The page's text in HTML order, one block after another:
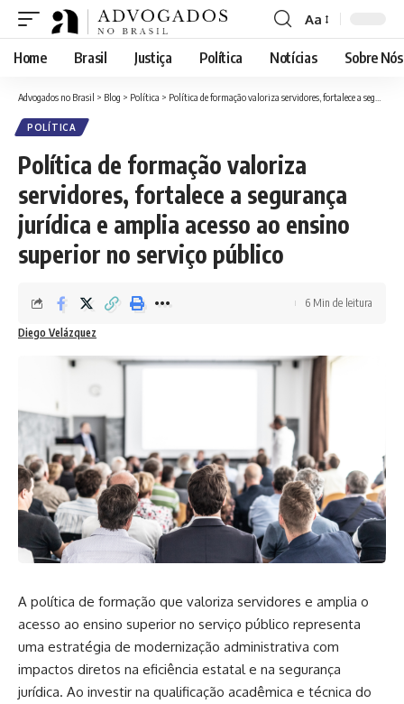
Font
Resizer
Aa
Home Brasil Justiça Política Notícias Sobre Nós
Advogados no Brasil > Blog > Política > Política de formação valoriza servidores, fortalece a segurança jurídica e amplia acesso ao ensino superior no serviço público
POLÍTICA
Política de formação valoriza
servidores, fortalece a segurança
jurídica e amplia acesso ao ensino
superior no serviço público
Diego Velázquez
6 Min de leitura
A política de formação que valoriza servidores e amplia o
acesso ao ensino superior no serviço público representa
uma estratégia de modernização administrativa com
impactos diretos na eficiência estatal e na segurança
jurídica. Ao investir na qualificação acadêmica e técnica do